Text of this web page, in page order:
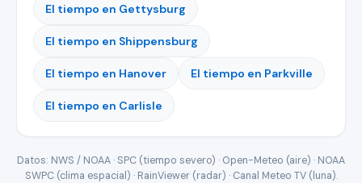
El tiempo en Gettysburg
El tiempo en Shippensburg
El tiempo en Hanover El tiempo en Parkville
El tiempo en Carlisle
Datos: NWS / NOAA · SPC (tiempo severo) · Open-Meteo (aire) · NOAA
SWPC (clima espacial) · RainViewer (radar) · Canal Meteo TV (luna).